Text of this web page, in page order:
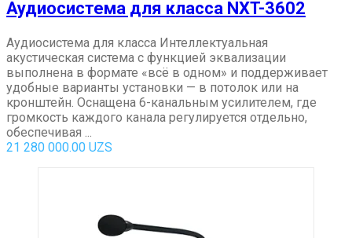
Аудиосистема для класса NXT-3602
Аудиосистема для класса Интеллектуальная
акустическая система с функцией эквализации
выполнена в формате «всё в одном» и поддерживает
удобные варианты установки — в потолок или на
кронштейн. Оснащена 6-канальным усилителем, где
громкость каждого канала регулируется отдельно,
обеспечивая ...
21 280 000.00 UZS